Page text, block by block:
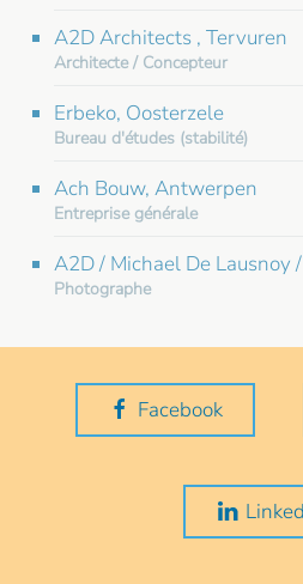
A2D Architects , Tervuren
Architecte / Concepteur
Erbeko, Oosterzele
Bureau d'études (stabilité)
Ach Bouw, Antwerpen
Entreprise générale
A2D / Michael De Lausnoy
Photographe
Facebook